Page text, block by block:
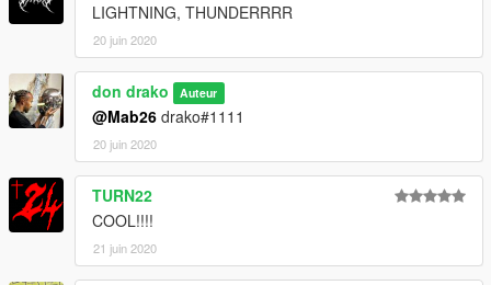
LIGHTNING, THUNDERRRR
20 juin 2020
don drako Auteur
@Mab26 drako#1111
20 juin 2020
TURN22
COOL!!!!
21 juin 2020